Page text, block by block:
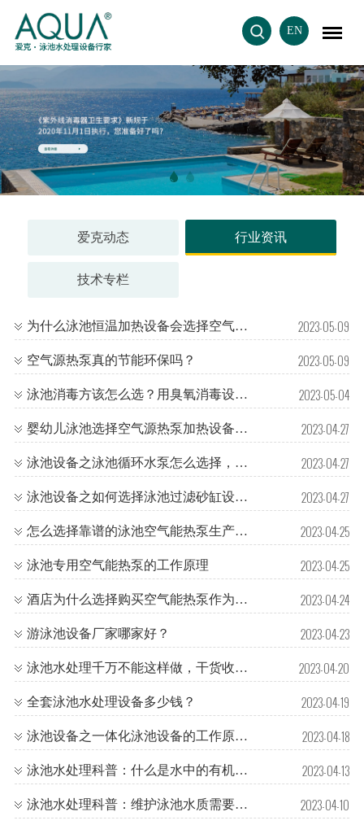
EN
爱克动态 行业资讯
技术专栏
为什么泳池恒温加热设备会选择空气能热泵呢？ 2023-05-09
空气源热泵真的节能环保吗？ 2023-05-09
泳池消毒方该怎么选？用臭氧消毒设备可以吗？ 2023-05-04
婴幼儿泳池选择空气源热泵加热设备，节能环保效果好 2023-04-27
泳池设备之泳池循环水泵怎么选择，哪个品牌好？一起来看看吧！ 2023-04-27
泳池设备之如何选择泳池过滤砂缸设备？ 2023-04-27
怎么选择靠谱的泳池空气能热泵生产厂家？ 2023-04-25
泳池专用空气能热泵的工作原理 2023-04-25
酒店为什么选择购买空气能热泵作为热水供应设备？ 2023-04-24
游泳池设备厂家哪家好？ 2023-04-23
泳池水处理千万不能这样做，干货收藏！ 2023-04-20
全套泳池水处理设备多少钱？ 2023-04-19
泳池设备之一体化泳池设备的工作原理及型号有哪些 2023-04-18
泳池水处理科普：什么是水中的有机物质？ 2023-04-13
泳池水处理科普：维护泳池水质需要哪些泳池设备？ 2023-04-10